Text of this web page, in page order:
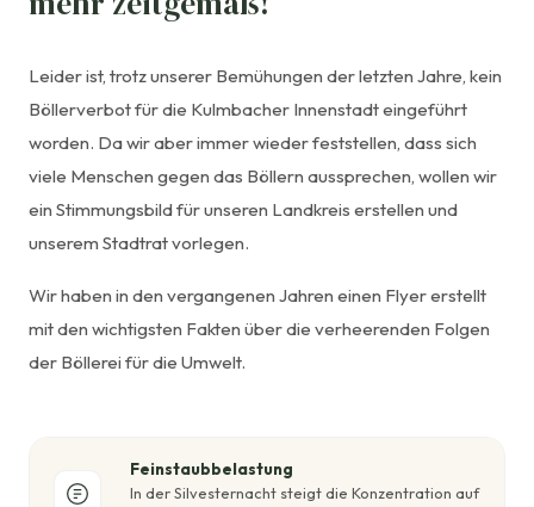
Leider ist, trotz unserer Bemühungen der letzten Jahre, kein
Böllerverbot für die Kulmbacher Innenstadt eingeführt
worden. Da wir aber immer wieder feststellen, dass sich
viele Menschen gegen das Böllern aussprechen, wollen wir
ein Stimmungsbild für unseren Landkreis erstellen und
unserem Stadtrat vorlegen.
Wir haben in den vergangenen Jahren einen Flyer erstellt
mit den wichtigsten Fakten über die verheerenden Folgen
der Böllerei für die Umwelt.
Feinstaubbelastung
In der Silvesternacht steigt die Konzentration auf